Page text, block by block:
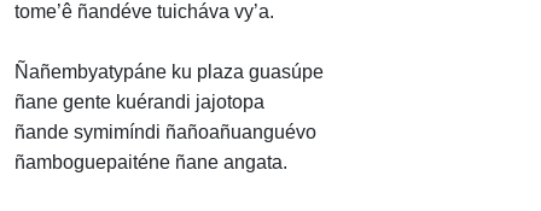
tome’ê ñandéve tuicháva vy’a.
Ñañembyatypáne ku plaza guasúpe
ñane gente kuérandi jajotopa
ñande symimíndi ñañoañuanguévo
ñamboguepaiténe ñane angata.